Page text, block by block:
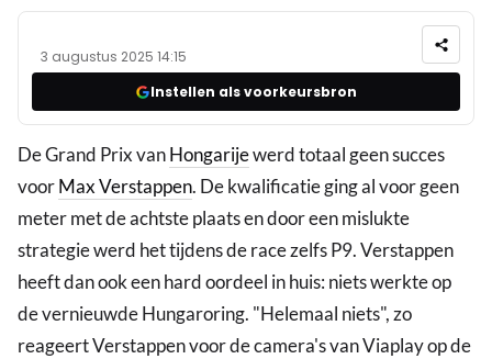
3 augustus 2025 14:15
Instellen als voorkeursbron
De Grand Prix vanHongarijewerd totaal geen succes
voorMax Verstappen. De kwalificatie ging al voor geen
meter met de achtste plaats en door een mislukte
strategie werd het tijdens de race zelfs P9. Verstappen
heeft dan ook een hard oordeel in huis: niets werkte op
de vernieuwde Hungaroring. "Helemaal niets", zo
reageert Verstappen voor de camera's van Viaplay op de